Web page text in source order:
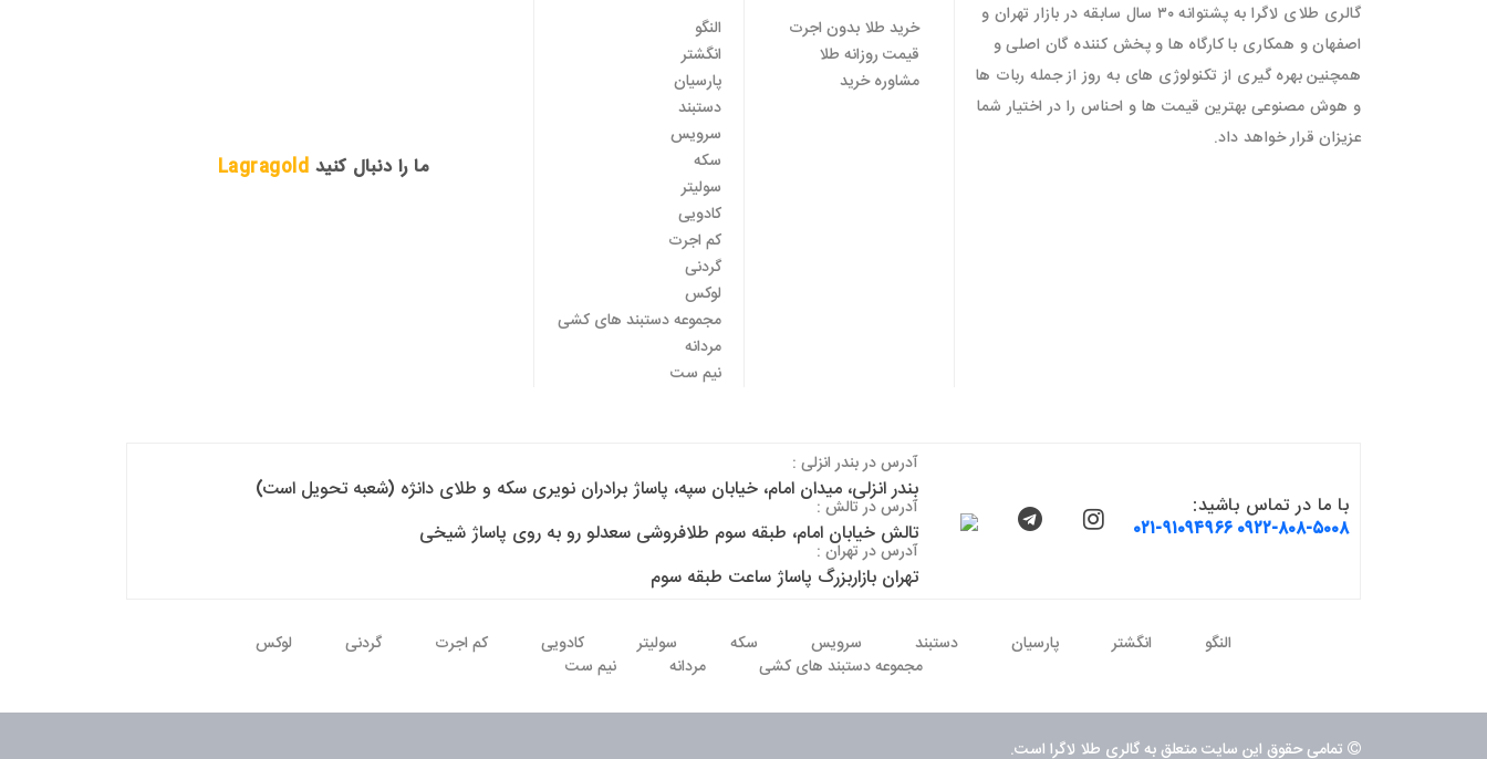
گالری طلای لاگرا به پشتوانه ۳۰ سال سابقه در بازار تهران و
اصفهان و همکاری با کارگاه ها و پخش کننده گان اصلی و
همچنین بهره گیری از تکنولوژی های به روز از جمله ربات ها
و هوش مصنوعی بهترین قیمت ها و احناس را در اختیار شما
عزیزان قرار خواهد داد.
خرید طلا بدون اجرت
قیمت روزانه طلا
مشاوره خرید
النگو
انگشتر
پارسیان
دستبند
سرویس
سکه
سولیتر
کادویی
کم اجرت
گردنی
لوکس
مجموعه دستبند های کشی
مردانه
نیم ست
ما را دنبال کنید Lagragold
با ما در تماس باشید:
۰۹۲۲-۸۰۸-۵۰۰۸۰۲۱-۹۱۰۹۴۹۶۶
آدرس در بندر انزلی :
بندر انزلی، میدان امام، خیابان سپه، پاساژ برادران نویری سکه و طلای دانژه (شعبه تحویل است)
آدرس در تالش :
تالش خیابان امام، طبقه سوم طلافروشی سعدلو رو به روی پاساژ شیخی
آدرس در تهران :
تهران بازاربزرگ پاساژ ساعت طبقه سوم
النگو انگشتر پارسیان دستبند سرویس سکه سولیتر کادویی کم اجرت گردنی
لوکس
مجموعه دستبند های کشی
مردانه نیم ست
تمامی حقوق این سایت متعلق به گالری طلا لاگرا است.